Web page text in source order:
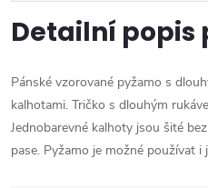
Detailní popis
Pánské vzorované pyžamo s
kalhotami. Tričko s dlouhým
Jednobarevné kalhoty jsou šité
pase. Pyžamo je možné používat